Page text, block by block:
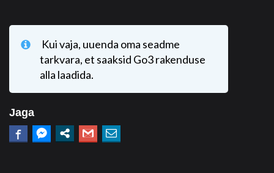
Kui vaja, uuenda oma seadme
tarkvara, et saaksid Go3 rakenduse
alla laadida.
Jaga